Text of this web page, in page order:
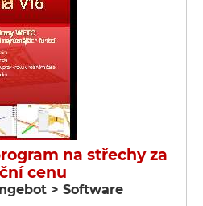
na střechy za
cenu
> Software